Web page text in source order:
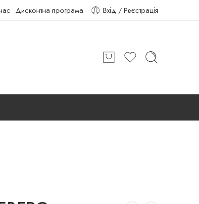
Дисконтна програма Вхід / Реєстрація